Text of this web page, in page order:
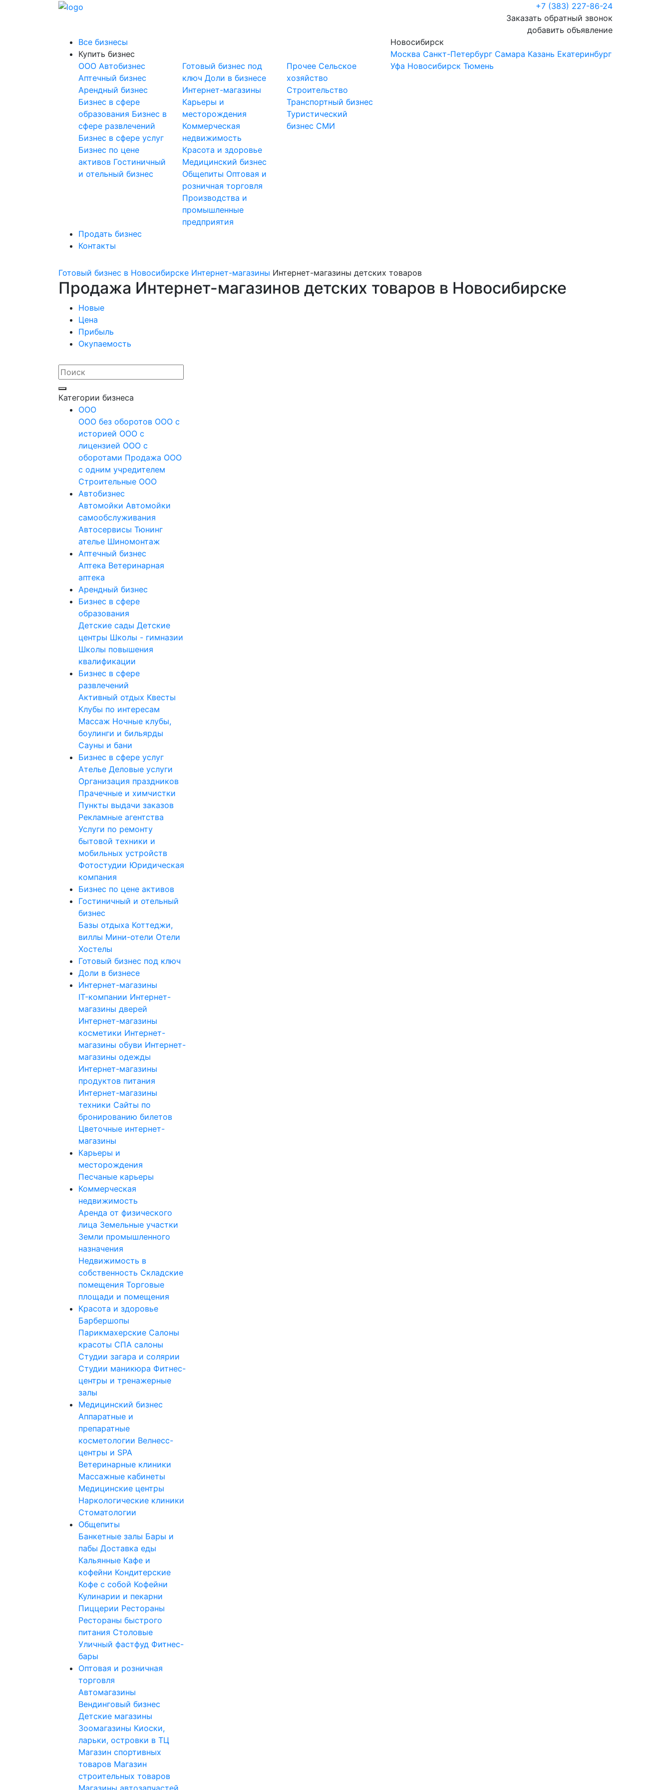
+7 (383) 227-86-24
Заказать обратный звонок
добавить объявление
Все бизнесы
Купить бизнес
OOO Автобизнес
Аптечный бизнес
Арендный бизнес
Бизнес в сфере
образования Бизнес в
сфере развлечений
Бизнес в сфере услуг
Бизнес по цене
активов Гостиничный
и отельный бизнес
Готовый бизнес под
ключДоли в бизнесе
Интернет-магазины
Карьеры и
месторождения
Коммерческая
недвижимость
Красота и здоровье
Медицинский бизнес
Общепиты Оптовая и
розничная торговля
Производства и
промышленные
предприятия
Прочее Сельское
хозяйство
Строительство
Транспортный бизнес
Туристический
бизнес СМИ
Продать бизнес
Контакты
Новосибирск
Москва Санкт-Петербург Самара Казань Екатеринбург
Уфа Новосибирск Тюмень
Готовый бизнес в Новосибирске Интернет-магазины Интернет-магазины детских товаров
Продажа Интернет-магазинов детских товаров в Новосибирске
Новые
Цена
Прибыль
Окупаемость
Категории бизнеса
OOO
ООО без оборотов ООО с
историей ООО с
лицензией ООО с
оборотами Продажа ООО
с одним учредителем
Строительные ООО
Автобизнес
Автомойки Автомойки
самообслуживания
Автосервисы Тюнинг
ателье Шиномонтаж
Аптечный бизнес
Аптека Ветеринарная
аптека
Арендный бизнес
Бизнес в сфере
образования
Детские сады Детские
центры Школы - гимназии
Школы повышения
квалификации
Бизнес в сфере
развлечений
Активный отдых Квесты
Клубы по интересам
Массаж Ночные клубы,
боулинги и бильярды
Сауны и бани
Бизнес в сфере услуг
Ателье Деловые услуги
Организация праздников
Прачечные и химчистки
Пункты выдачи заказов
Рекламные агентства
Услуги по ремонту
бытовой техники и
мобильных устройств
Фотостудии Юридическая
компания
Бизнес по цене активов
Гостиничный и отельный
бизнес
Базы отдыха Коттеджи,
виллы Мини-отели Отели
Хостелы
Готовый бизнес под ключ
Доли в бизнесе
Интернет-магазины
IT-компании Интернет-
магазины дверей
Интернет-магазины
косметики Интернет-
магазины обуви Интернет-
магазины одежды
Интернет-магазины
продуктов питания
Интернет-магазины
техники Сайты по
бронированию билетов
Цветочные интернет-
магазины
Карьеры и
месторождения
Песчаные карьеры
Коммерческая
недвижимость
Аренда от физического
лица Земельные участки
Земли промышленного
назначения
Недвижимость в
собственность Складские
помещения Торговые
площади и помещения
Красота и здоровье
Барбершопы
Парикмахерские Салоны
красоты СПА салоны
Студии загара и солярии
Студии маникюра Фитнес-
центры и тренажерные
залы
Медицинский бизнес
Аппаратные и
препаратные
косметологии Велнесс-
центры и SPA
Ветеринарные клиники
Массажные кабинеты
Медицинские центры
Наркологические клиники
Стоматологии
Общепиты
Банкетные залы Бары и
пабы Доставка еды
Кальянные Кафе и
кофейни Кондитерские
Кофе с собой Кофейни
Кулинарии и пекарни
Пиццерии Рестораны
Рестораны быстрого
питания Столовые
Уличный фастфуд Фитнес-
бары
Оптовая и розничная
торговля
Автомагазины
Вендинговый бизнес
Детские магазины
Зоомагазины Киоски,
ларьки, островки в ТЦ
Магазин спортивных
товаров Магазин
строительных товаров
Магазины автозапчастей